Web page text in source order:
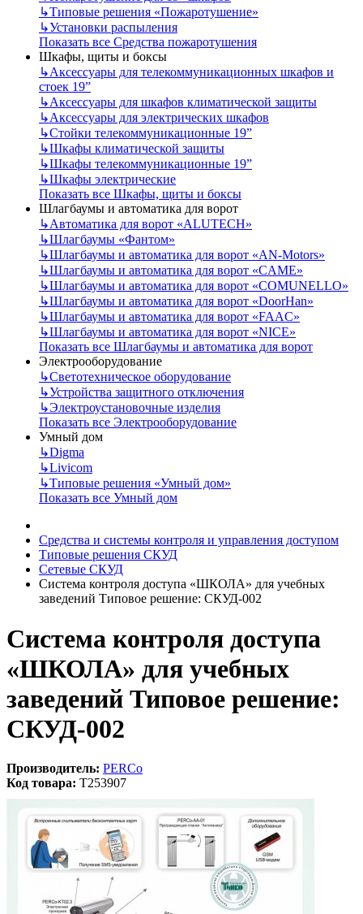
↳Типовые решения «Пожаротушение»
↳Установки распыления
Показать все Средства пожаротушения
Шкафы, щиты и боксы
↳Аксессуары для телекоммуникационных шкафов и
стоек 19”
↳Аксессуары для шкафов климатической защиты
↳Аксессуары для электрических шкафов
↳Стойки телекоммуникационные 19”
↳Шкафы климатической защиты
↳Шкафы телекоммуникационные 19”
↳Шкафы электрические
Показать все Шкафы, щиты и боксы
Шлагбаумы и автоматика для ворот
↳Автоматика для ворот «ALUTECH»
↳Шлагбаумы «Фантом»
↳Шлагбаумы и автоматика для ворот «AN-Motors»
↳Шлагбаумы и автоматика для ворот «CAME»
↳Шлагбаумы и автоматика для ворот «COMUNELLO»
↳Шлагбаумы и автоматика для ворот «DoorHan»
↳Шлагбаумы и автоматика для ворот «FAAC»
↳Шлагбаумы и автоматика для ворот «NICE»
Показать все Шлагбаумы и автоматика для ворот
Электрооборудование
↳Светотехническое оборудование
↳Устройства защитного отключения
↳Электроустановочные изделия
Показать все Электрооборудование
Умный дом
↳Digma
↳Livicom
↳Типовые решения «Умный дом»
Показать все Умный дом
Средства и системы контроля и управления доступом
Типовые решения СКУД
Сетевые СКУД
Система контроля доступа «ШКОЛА» для учебных
заведений Типовое решение: СКУД-002
Система контроля доступа
«ШКОЛА» для учебных
заведений Типовое решение:
СКУД-002
Производитель: PERCo
Код товара: T253907